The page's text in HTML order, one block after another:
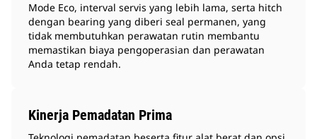
Mode Eco, interval servis yang lebih lama, serta hitch
dengan bearing yang diberi seal permanen, yang
tidak membutuhkan perawatan rutin membantu
memastikan biaya pengoperasian dan perawatan
Anda tetap rendah.
Kinerja Pemadatan Prima